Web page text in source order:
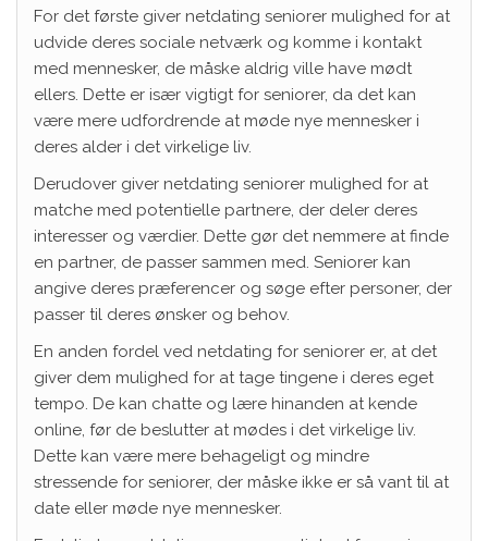
For det første giver netdating seniorer mulighed for at
udvide deres sociale netværk og komme i kontakt
med mennesker, de måske aldrig ville have mødt
ellers. Dette er især vigtigt for seniorer, da det kan
være mere udfordrende at møde nye mennesker i
deres alder i det virkelige liv.
Derudover giver netdating seniorer mulighed for at
matche med potentielle partnere, der deler deres
interesser og værdier. Dette gør det nemmere at finde
en partner, de passer sammen med. Seniorer kan
angive deres præferencer og søge efter personer, der
passer til deres ønsker og behov.
En anden fordel ved netdating for seniorer er, at det
giver dem mulighed for at tage tingene i deres eget
tempo. De kan chatte og lære hinanden at kende
online, før de beslutter at mødes i det virkelige liv.
Dette kan være mere behageligt og mindre
stressende for seniorer, der måske ikke er så vant til at
date eller møde nye mennesker.